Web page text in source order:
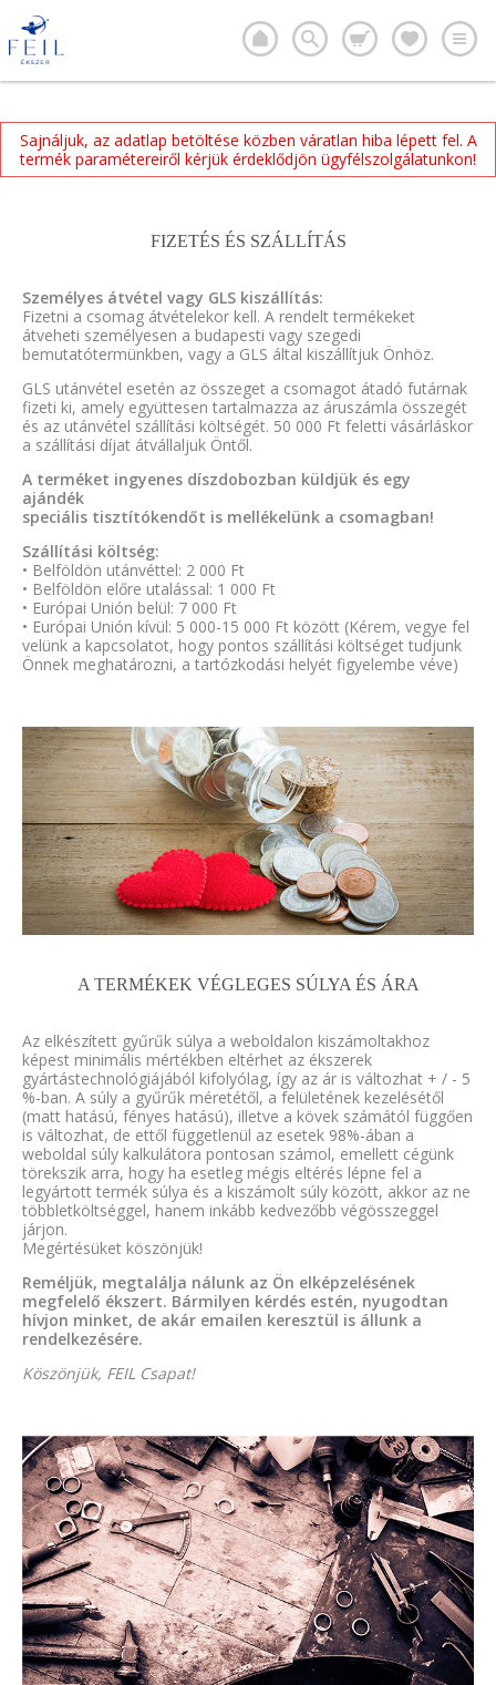
Sajnáljuk, az adatlap betöltése közben váratlan hiba lépett fel. A
termék paramétereiről kérjük érdeklődjön ügyfélszolgálatunkon!
FIZETÉS ÉS SZÁLLÍTÁS
Személyes átvétel vagy GLS kiszállítás:
Fizetni a csomag átvételekor kell. A rendelt termékeket
átveheti személyesen a budapesti vagy szegedi
bemutatótermünkben, vagy a GLS által kiszállítjuk Önhöz.
GLS utánvétel esetén az összeget a csomagot átadó futárnak
fizeti ki, amely együttesen tartalmazza az áruszámla összegét
és az utánvétel szállítási költségét. 50 000 Ft feletti vásárláskor
a szállítási díjat átvállaljuk Öntől.
A terméket ingyenes díszdobozban küldjük és egy
ajándék
speciális tisztítókendőt is mellékelünk a csomagban!
Szállítási költség:
• Belföldön utánvéttel: 2 000 Ft
• Belföldön előre utalással: 1 000 Ft
• Európai Unión belül: 7 000 Ft
• Európai Unión kívül: 5 000-15 000 Ft között (Kérem, vegye fel
velünk a kapcsolatot, hogy pontos szállítási költséget tudjunk
Önnek meghatározni, a tartózkodási helyét figyelembe véve)
A TERMÉKEK VÉGLEGES SÚLYA ÉS ÁRA
Az elkészített gyűrűk súlya a weboldalon kiszámoltakhoz
képest minimális mértékben eltérhet az ékszerek
gyártástechnológiájából kifolyólag, így az ár is változhat + / - 5
%-ban. A súly a gyűrűk méretétől, a felületének kezelésétől
(matt hatású, fényes hatású), illetve a kövek számától függően
is változhat, de ettől függetlenül az esetek 98%-ában a
weboldal súly kalkulátora pontosan számol, emellett cégünk
törekszik arra, hogy ha esetleg mégis eltérés lépne fel a
legyártott termék súlya és a kiszámolt súly között, akkor az ne
többletköltséggel, hanem inkább kedvezőbb végösszeggel
járjon.
Megértésüket köszönjük!
Reméljük, megtalálja nálunk az Ön elképzelésének
megfelelő ékszert. Bármilyen kérdés estén, nyugodtan
hívjon minket, de akár emailen keresztül is állunk a
rendelkezésére.
Köszönjük, FEIL Csapat!